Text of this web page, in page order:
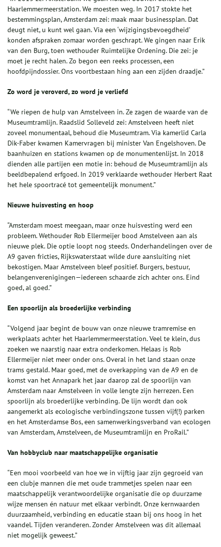
Haarlemmermeerstation. We moesten weg. In 2017 stokte het
bestemmingsplan, Amsterdam zei: maak maar businessplan. Dat
deugt niet, u kunt wel gaan. Via een ‘wijzigingsbevoegdheid’
konden afspraken zomaar worden geschrapt. We gingen naar Erik
van den Burg, toen wethouder Ruimtelijke Ordening. Die zei: je
moet je recht halen. Zo begon een reeks processen, een
hoofdpijndossier. Ons voortbestaan hing aan een zijden draadje.”
Zo word je veroverd, zo word je verliefd
“We riepen de hulp van Amstelveen in. Ze zagen de waarde van de
Museumtramlijn. Raadslid Solleveld zei: Amstelveen heeft niet
zoveel monumentaal, behoud die Museumtram. Via kamerlid Carla
Dik-Faber kwamen Kamervragen bij minister Van Engelshoven. De
baanhuizen en stations kwamen op de monumentenlijst. In 2018
dienden alle partijen een motie in: behoud de Museumtramlijn als
beeldbepalend erfgoed. In 2019 verklaarde wethouder Herbert Raat
het hele spoortracé tot gemeentelijk monument.”
Nieuwe huisvesting en hoop
“Amsterdam moest meegaan, maar onze huisvesting werd een
probleem. Wethouder Rob Ellermeijer bood Amstelveen aan als
nieuwe plek. Die optie loopt nog steeds. Onderhandelingen over de
A9 gaven fricties, Rijkswaterstaat wilde dure aansluiting niet
bekostigen. Maar Amstelveen bleef positief. Burgers, bestuur,
belangenverenigingen—iedereen schaarde zich achter ons. Eind
goed, al goed.”
Een spoorlijn als broederlijke verbinding
“Volgend jaar begint de bouw van onze nieuwe tramremise en
werkplaats achter het Haarlemmermeerstation. Veel te klein, dus
zoeken we naarstig naar extra onderkomen. Helaas is Rob
Ellermeijer niet meer onder ons. Overal in het land staan onze
trams gestald. Maar goed, met de overkapping van de A9 en de
komst van het Annapark het jaar daarop zal de spoorlijn van
Amsterdam naar Amstelveen in volle lengte zijn herrezen. Een
spoorlijn als broederlijke verbinding. De lijn wordt dan ook
aangemerkt als ecologische verbindingszone tussen vijf(!) parken
en het Amsterdamse Bos, een samenwerkingsverband van ecologen
van Amsterdam, Amstelveen, de Museumtramlijn en ProRail.”
Van hobbyclub naar maatschappelijke organisatie
“Een mooi voorbeeld van hoe we in vijftig jaar zijn gegroeid van
een clubje mannen die met oude trammetjes spelen naar een
maatschappelijk verantwoordelijke organisatie die op duurzame
wijze mensen én natuur met elkaar verbindt. Onze kernwaarden
duurzaamheid, verbinding en educatie staan bij ons hoog in het
vaandel. Tijden veranderen. Zonder Amstelveen was dit allemaal
niet mogelijk geweest.”